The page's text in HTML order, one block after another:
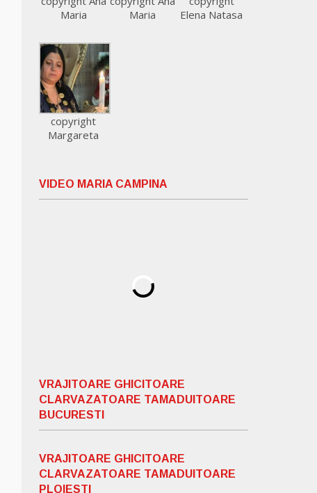
Maria
Maria
Elena Natasa
copyright
Margareta
VIDEO MARIA CAMPINA
VRAJITOARE GHICITOARE
CLARVAZATOARE TAMADUITOARE
BUCURESTI
VRAJITOARE GHICITOARE
CLARVAZATOARE TAMADUITOARE
PLOIESTI